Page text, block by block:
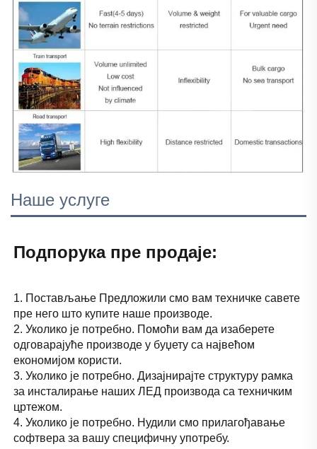
Наше услуге
Подпорука пре продаје:
1. Постављање Предложили смо вам техничке савете
пре него што купите наше производе.
2. Уколико је потребно. Помоћи вам да изаберете
одговарајуће производе у буџету са највећом
економијом користи.
3. Уколико је потребно. Дизајнирајте структуру рамка
за инсталирање наших ЛЕД производа са техничким
цртежом.
4. Уколико је потребно. Нудили смо прилагођавање
софтвера за вашу специфичну употребу.